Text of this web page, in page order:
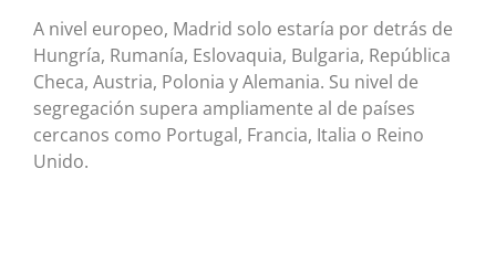
A nivel europeo, Madrid solo estaría por detrás de
Hungría, Rumanía, Eslovaquia, Bulgaria, República
Checa, Austria, Polonia y Alemania. Su nivel de
segregación supera ampliamente al de países
cercanos como Portugal, Francia, Italia o Reino
Unido.